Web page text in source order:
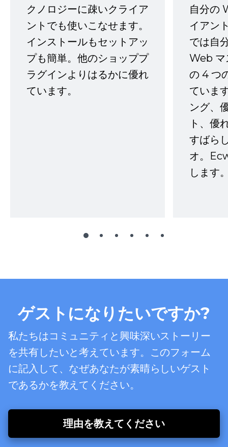
クノロジーに疎いクライア
ントでも使いこなせます。
インストールもセットアッ
プも簡単。他のショッププ
ラグインよりはるかに優れ
ています。
自分の
イアン
では自
Web マ
の 4 つ
ていま
ング、
ト、優
すばら
オ。
します
ゲストになりたいですか?
私たちはコミュニティと興味深いストーリー
を共有したいと考えています。このフォーム
に記入して、なぜあなたが素晴らしいゲスト
であるかを教えてください。
理由を教えてください